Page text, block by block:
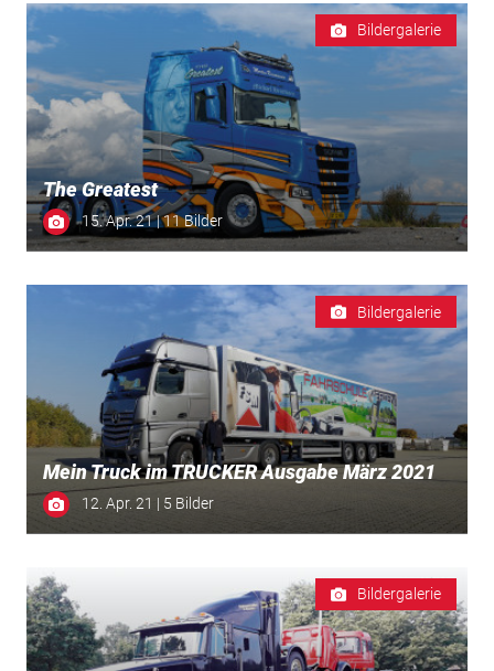
Bildergalerie
The Greatest
15. Apr. 21 | 11 Bilder
Bildergalerie
Mein Truck im TRUCKER Ausgabe März 2021
12. Apr. 21 | 5 Bilder
Bildergalerie